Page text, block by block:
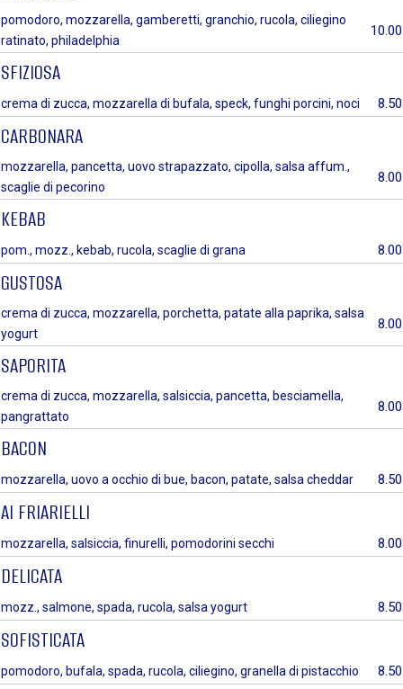
pomodoro, mozzarella, gamberetti, granchio, rucola, ciliegino
ratinato, philadelphia
10.00
SFIZIOSA
crema di zucca, mozzarella di bufala, speck, funghi porcini, noci 8.50
CARBONARA
mozzarella, pancetta, uovo strapazzato, cipolla, salsa affum.,
scaglie di pecorino
8.00
KEBAB
pom., mozz., kebab, rucola, scaglie di grana 8.00
GUSTOSA
crema di zucca, mozzarella, porchetta, patate alla paprika, salsa
yogurt
8.00
SAPORITA
crema di zucca, mozzarella, salsiccia, pancetta, besciamella,
pangrattato
8.00
BACON
mozzarella, uovo a occhio di bue, bacon, patate, salsa cheddar 8.50
AI FRIARIELLI
mozzarella, salsiccia, finurelli, pomodorini secchi 8.00
DELICATA
mozz., salmone, spada, rucola, salsa yogurt 8.50
SOFISTICATA
pomodoro, bufala, spada, rucola, ciliegino, granella di pistacchio 8.50